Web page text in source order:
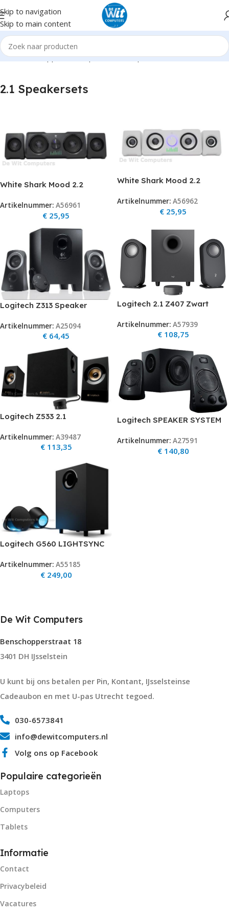
Skip to navigation
Skip to main content
Home Randapparatuur Speakers 2.1 Speakersets
2.1 Speakersets
White Shark Mood 2.2
verlichting – zwart – GSP 968
Artikelnummer: A56961
€ 25,95
White Shark Mood 2.2
verlichting – wit
Artikelnummer: A56962
€ 25,95
Logitech Z313 Speaker
Artikelnummer: A25094
€ 64,45
Logitech 2.1 Z407 Zwart
Artikelnummer: A57939
€108,75
Logitech Z533 2.1
Artikelnummer: A39487
€113,35
Logitech SPEAKER SYSTEM
Artikelnummer: A27591
€140,80
Logitech G560 LIGHTSYNC
Artikelnummer: A55185
€249,00
De Wit Computers
Benschopperstraat 18
3401 DH IJsselstein
U kunt bij ons betalen per Pin, Kontant, IJsselsteinse
Cadeaubon en met U-pas Utrecht tegoed.
030-6573841
info@dewitcomputers.nl
Volg ons op Facebook
Populaire categorieën
Laptops
Computers
Tablets
Informatie
Contact
Privacybeleid
Vacatures